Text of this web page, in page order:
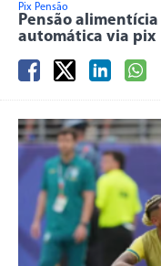
Pix Pensão
Pensão
automática via pix